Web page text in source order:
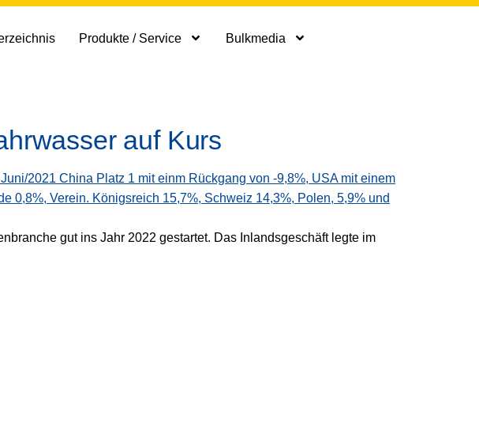
Produkte / Service Bulkmedia
auf Kurs
gut ins Jahr 2022 gestartet. Das Inlandsgeschäft legte im